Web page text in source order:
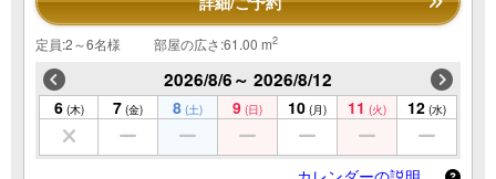
定員:2～6名様 部屋の広さ:61.00 m2
2026/8/6～ 2026/8/12
6 (木) 7 (金) 8 (土) 9 (日) 10 (月) 11 (火) 12 (水)